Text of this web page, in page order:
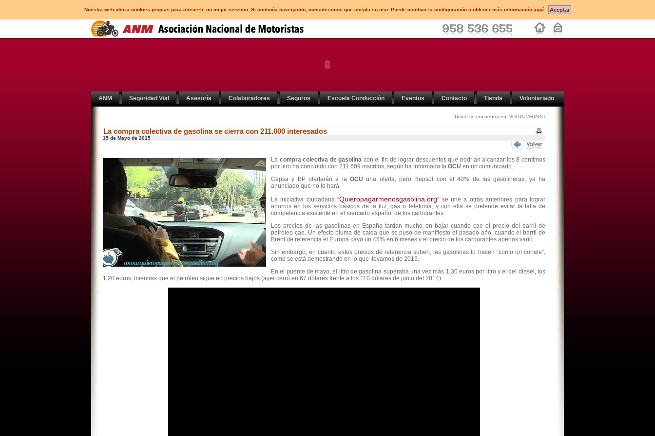
Nuestra web utiliza cookies propias para ofrecerle un mejor servicio. Si continúa navegando, consideramos que acepta su uso. Puede cambiar la configuración u obtener más información aquí.
ANM Seguridad Vial Asesoría Colaboradores Seguros Escuela Conducción Eventos Contacto Tienda Voluntariado
Usted se encuentra en: VOLUNTARIADO
La compra colectiva de gasolina se cierra con 211.000 interesados
15 de Mayo de 2015
La compra colectiva de gasolina con el fin de lograr descuentos que podrían alcanzar los 8 céntimos
por litro ha concluido con 211.609 inscritos, según ha informado la OCU en un comunicado.
Cepsa y BP ofertarán a la OCUuna oferta, pero Repsol con el 40% de las gasolineras, ya ha
anunciado que no lo hará.
La iniciativa ciudadana “Quieropagarmenosgasolina.org” se une a otras anteriores para lograr
ahorros en los servicios básicos de la luz, gas o telefonía, y con ella se pretende evitar la falta de
competencia existente en el mercado español de los carburantes.
Los precios de las gasolinas en España tardan mucho en bajar cuando cae el precio del barril de
petróleo cae. Un efecto pluma de caída que se puso de manifiesto el pasado año, cuando el barril de
Brent de referencia el Europa cayó un 45% en 6 meses y el precio de los carburantes apenas varió.
Sin embargo, en cuanto estos precios de referencia suben, las gasolinas lo hacen “como un cohete”,
como se está demostrando en lo que llevamos de 2015.
En el puente de mayo, el litro de gasolina superaba una vez más 1,30 euros por litro y el del diésel, los
1,20 euros, mientras que el petróleo sigue en precios bajos (ayer cerró en 67 dólares frente a los 110 dólares de junio del 2014).